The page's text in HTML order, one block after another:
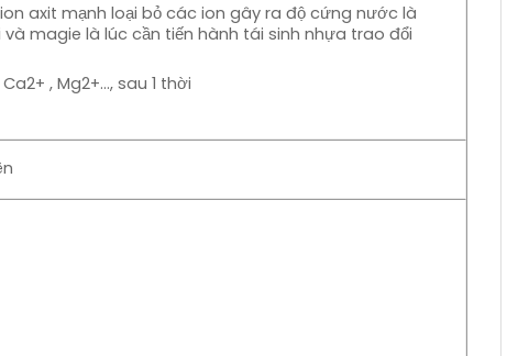
axit mạnh loại bỏ các ion gây ra độ cứng nước là
magie là lúc cần tiến hành tái sinh nhựa trao đổi
, Mg2+…, sau 1 thời